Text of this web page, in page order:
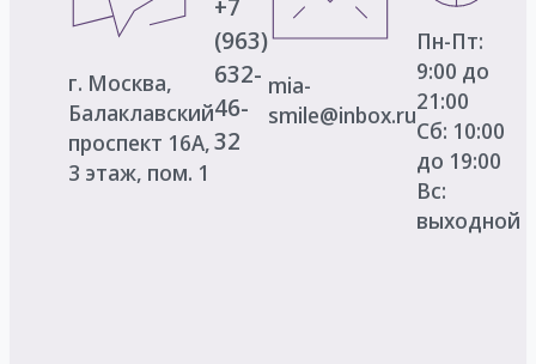
г. Москва,
Балаклавский
проспект 16А,
3 этаж, пом. 1
+7
(963)
632-
46-
32
mia-
smile@inbox.ru
Пн-Пт:
9:00 до
21:00
Сб: 10:00
до 19:00
Вс:
выходной